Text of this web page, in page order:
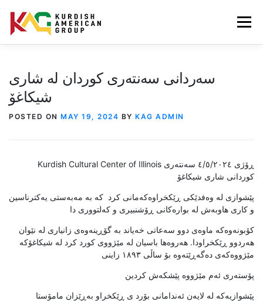
Menu
سەردانی سەنتەری کوردان لە شاری
شیکاغۆ
POSTED ON MAY 19, 2024 BY KAG ADMIN
Kurdish Cultural Center of Illinois ڕۆژی ٤/٥/٢٠٢٤ سەنتەری
کوردانی شاری شیکاغۆ
پێشوازی لە وەفدێکی ڕێکخراوەکەمانی کرد کە بە مەبەستی یەکترناسین
و کاری هاوبەش لە بوارەکانی ڕۆشنبیری و کەلتووری دا
کۆبونەوەکە ماوەی دوو سەعاتی خەیاند بە گۆڕینەوەی زانیاری لە نێوان
هەردوو ڕێکخراودا. هەروەها باسیان لە مێژووی کورد کرد لە شیکاغۆکە
مێژووەکەی دەگەڕێتەوە بۆ ساڵی ١٨٩٣ زاینی
پۆستەری ئەم مێژووە پێشکەش کردین
پێشوازیەکە لە لایەن ئەندامانی بۆرد ی ڕێکخراو بەڕێزان مامۆستا